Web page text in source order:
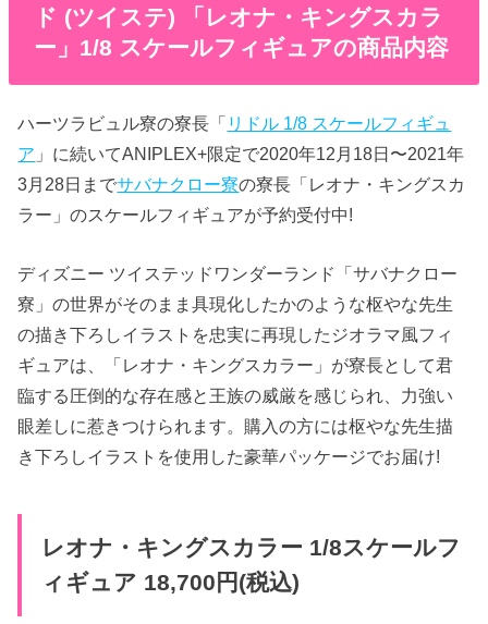
ド (ツイステ) 「レオナ・キングスカラ
ー」1/8 スケールフィギュアの商品内容
ハーツラビュル寮の寮長「 リドル 1/8 スケールフィギュ
ア 」に続いてANIPLEX+限定で2020年12月18日〜2021年
3月28日までサバナクロー寮の寮長「レオナ・キングスカ
ラー」のスケールフィギュアが予約受付中!
ディズニー ツイステッドワンダーランド「サバナクロー
寮」の世界がそのまま具現化したかのような枢やな先生
の描き下ろしイラストを忠実に再現したジオラマ風フィ
ギュアは、「レオナ・キングスカラー」が寮長として君
臨する圧倒的な存在感と王族の威厳を感じられ、力強い
眼差しに惹きつけられます。購入の方には枢やな先生描
き下ろしイラストを使用した豪華パッケージでお届け!
レオナ・キングスカラー 1/8スケールフ
ィギュア 18,700円(税込)